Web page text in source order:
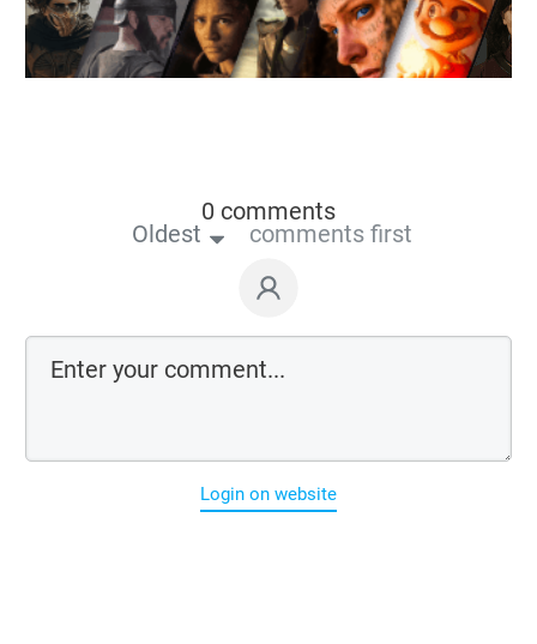
0 comments
Oldest comments first
Login on website